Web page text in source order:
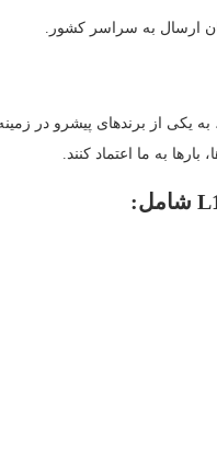
ارسال به سراسر کشور.
و کلاسیک، به یکی از
به ما اعتماد کنند.